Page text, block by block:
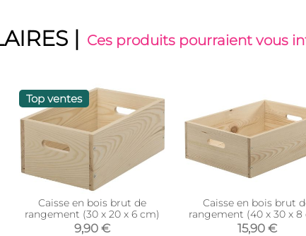
| Ces produits pourraient vous
Top ventes
Caisse en bois brut de
rangement (30 x 20 x 6 cm)
9,90 €
Caisse en bois brut
rangement (40 x 30 x 8
15,90 €